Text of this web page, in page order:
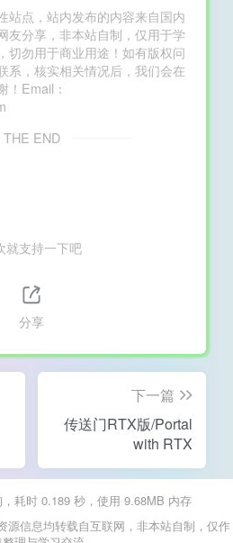
站点，站内发布的内容来自国内
友分享，非本站自制，仅用于学
切勿用于商业用途！如有版权问
系，核实相关情况后，我们会在
！Email：
THE END
就支持一下吧
分享
下一篇
传送门RTX版/Portal
with RTX
耗时 0.189 秒，使用 9.68MB 内存
源信息均转载自互联网，非本站自制，仅作